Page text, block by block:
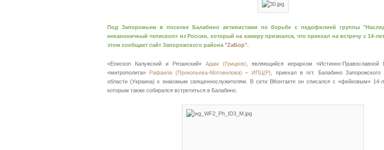
Под Запорожьем в поселке Балабино активистами по борьбе с педофилией группы
неканоничный «епископ» из России, который на камеру признался, что приехал на встречу с 14-
этом сообщает сайт Запорожского района "ZаБор".
«Епископ Калужский и Рязанский» Адам (Грицков) , являющийся иерархом «Истинно-Православной
«митрополита» Рафаила (Прокопьева-Мотовилова) – ИПЦ(Р)
, приехал в пгт. Балабино
области (Украина) к знакомым священнослужителям. В сети ВКонтакте он списался с «фейковым» 14-
которым также собирался встретиться в Балабино.